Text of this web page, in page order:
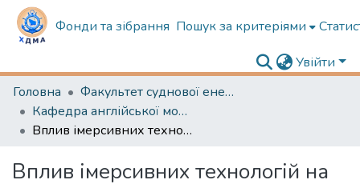
Фонди та зібрання Пошук за критеріями
Увійти
Головна
Факультет суднової енергетики
Кафедра англійської мови в судновій енергетиці
Вплив імерсивних технологій на формування професійних компетентностей курсантів морських спеціальностей
Вплив імерсивних технологій на